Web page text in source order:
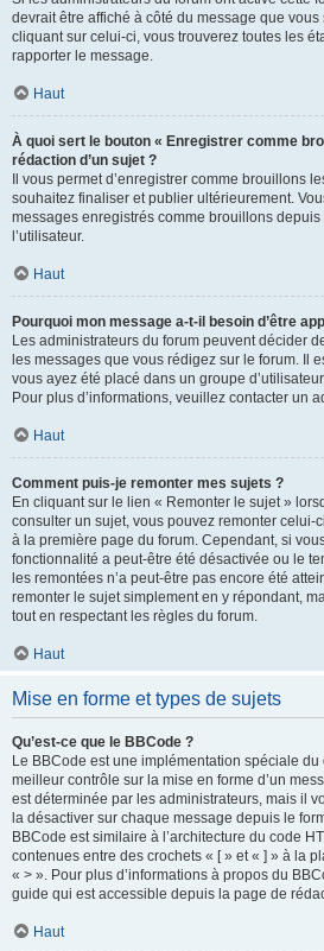
devrait être affiché à côté du message que vous
cliquant sur celui-ci, vous trouverez toutes les
rapporter le message.
Haut
À quoi sert le bouton « Enregistrer comme
rédaction d’un sujet ?
Il vous permet d’enregistrer comme brouillons
souhaitez finaliser et publier ultérieurement.
messages enregistrés comme brouillons
l’utilisateur.
Haut
Pourquoi mon message a-t-il besoin d’être
Les administrateurs du forum peuvent décider
les messages que vous rédigez sur le forum. Il
vous ayez été placé dans un groupe
Pour plus d’informations, veuillez contacter un
Haut
Comment puis-je remonter mes sujets ?
En cliquant sur le lien « Remonter le sujet »
consulter un sujet, vous pouvez remonter celui-
à la première page du forum. Cependant, si
fonctionnalité a peut-être été désactivée ou le
les remontées n’a peut-être pas encore été
remonter le sujet simplement en y répondant,
tout en respectant les règles du forum.
Haut
Mise en forme et types de sujets
Qu’est-ce que le BBCode ?
Le BBCode est une implémentation spéciale du
meilleur contrôle sur la mise en forme d’un
est déterminée par les administrateurs, mais il
la désactiver sur chaque message depuis le
BBCode est similaire à l’architecture du code
contenues entre des crochets « [ » et « ] » à la
« > ». Pour plus d’informations à propos du
guide qui est accessible depuis la page de
Haut